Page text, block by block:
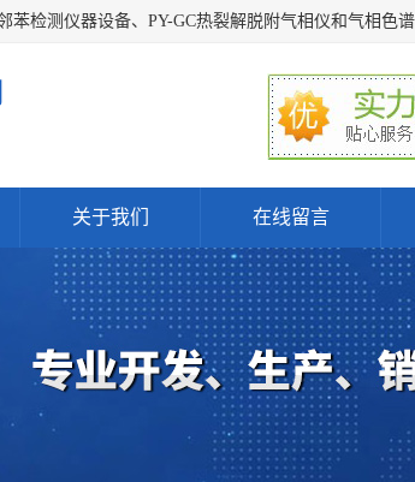
关于我们 在线留言